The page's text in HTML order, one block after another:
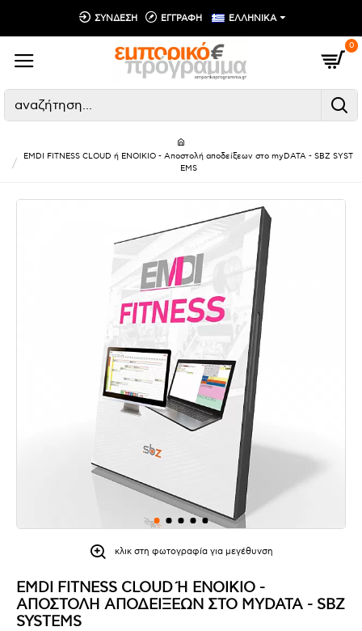
ΣΥΝΔΕΣΗ ΕΓΓΡΑΦΗ ΕΛΛΗΝΙΚΑ
0
EMDI FITNESS CLOUD ή ΕΝΟΙΚΙΟ - Αποστολή αποδείξεων στο myDATA - SBZ SYST
EMS
κλικ στη φωτογραφία για μεγέθυνση
EMDI FITNESS CLOUD Ή ΕΝΟΙΚΙΟ - Α
ΠΟΣΤΟΛΉ ΑΠΟΔΕΊΞΕΩΝ ΣΤΟ MYDATA - SBZ S
YSTEMS